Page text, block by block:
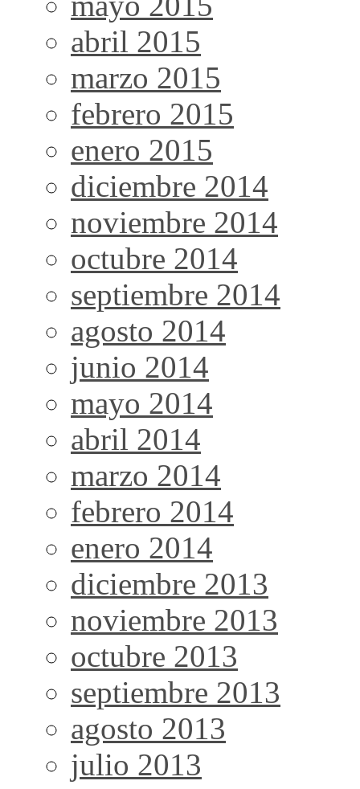
abril 2015
marzo 2015
febrero 2015
enero 2015
diciembre 2014
noviembre 2014
octubre 2014
septiembre 2014
agosto 2014
junio 2014
mayo 2014
abril 2014
marzo 2014
febrero 2014
enero 2014
diciembre 2013
noviembre 2013
octubre 2013
septiembre 2013
agosto 2013
julio 2013